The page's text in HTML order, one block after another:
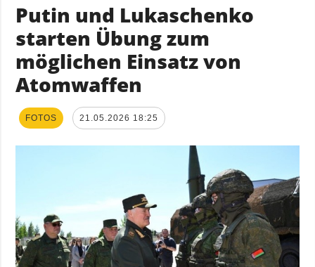
Putin und Lukaschenko
starten Übung zum
möglichen Einsatz von
Atomwaffen
FOTOS 21.05.2026 18:25